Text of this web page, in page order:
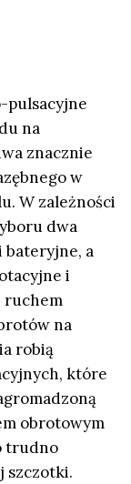
pulsacyjne
na
znacznie
w
W zależności
dwa
bateryjne, a
i
ruchem
na
robią
które
obrotowym
trudno
szczotki.